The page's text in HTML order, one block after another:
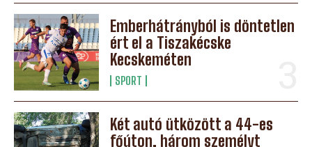
Emberhátrányból is döntetlen
ért el a Tiszakécske
Kecskeméten
SPORT
Két autó ütközött a 44-es
főúton, három személyt